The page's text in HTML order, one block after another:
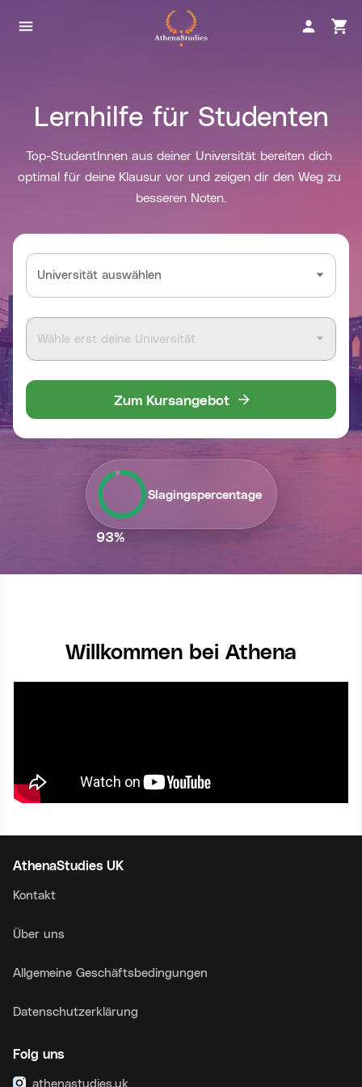
Lernhilfe für Studenten
Top-StudentInnen aus deiner Universität bereiten dich
optimal für deine Klausur vor und zeigen dir den Weg zu
besseren Noten.
Universität auswählen
Wähle erst deine Universität
Zum Kursangebot
93%
Slagingspercentage
Willkommen bei Athena
AthenaStudies UK
Kontakt
Über uns
Allgemeine Geschäftsbedingungen
Datenschutzerklärung
Folg uns
athenastudies.uk